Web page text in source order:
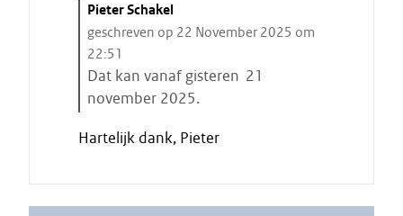
C
i
t
a
a
s
a
r
Pieter Schakel
geschreven op 22 November 2025 om
22:51
Dat kan vanaf gisteren 21
november 2025.
i
d
e
Hartelijk dank, Pieter